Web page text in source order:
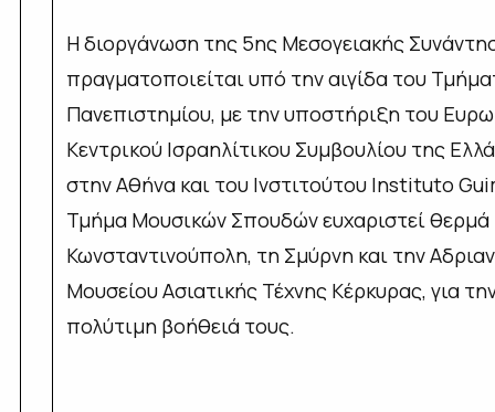
Η διοργάνωση της 5ης Μεσογειακής
πραγματοποιείται υπό την αιγίδα του
Πανεπιστημίου, με την υποστήριξη του
Κεντρικού Ισραηλίτικου Συμβουλίου της
στην Αθήνα και του Ινστιτούτου Instituto
Τμήμα Μουσικών Σπουδών ευχαριστεί θερμά
Κωνσταντινούπολη, τη Σμύρνη και την
Μουσείου Ασιατικής Τέχνης Κέρκυρας, για
πολύτιμη βοήθειά τους.